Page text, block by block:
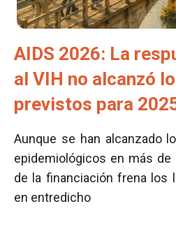
AIDS 2026: La
al VIH no alcanzó
previstos para
Aunque se han alcanzado
epidemiológicos en más de
de la financiación frena los
en entredicho